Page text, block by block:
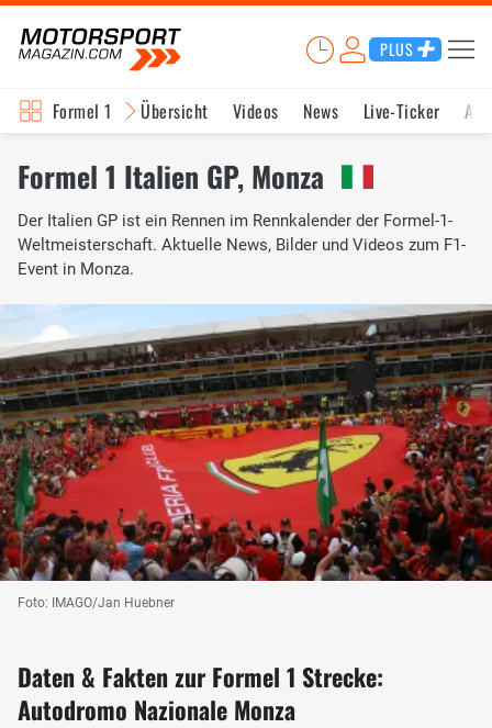
PLUS
Formel 1 Übersicht Videos News Live-Ticker
Formel 1 Italien GP, Monza
Der Italien GP ist ein Rennen im Rennkalender der Formel-1-
Weltmeisterschaft. Aktuelle News, Bilder und Videos zum F1-
Event in Monza.
Foto: IMAGO/Jan Huebner
Daten & Fakten zur Formel 1 Strecke:
Autodromo Nazionale Monza